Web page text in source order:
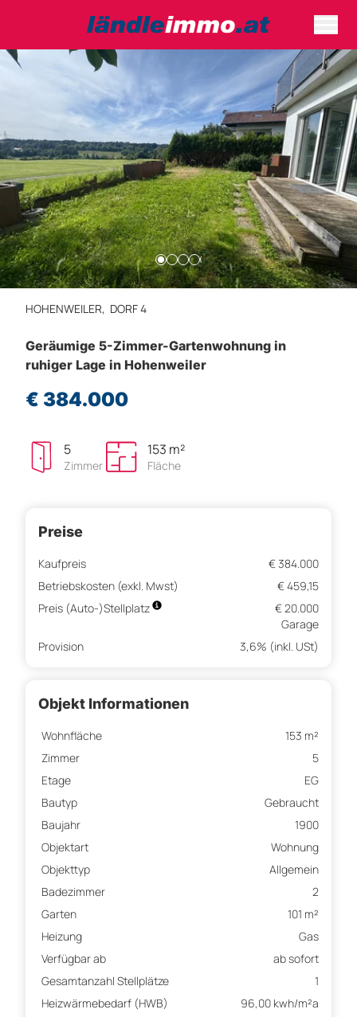
HOHENWEILER, DORF 4
Geräumige 5-Zimmer-Gartenwohnung in
ruhiger Lage in Hohenweiler
€ 384.000
5
Zimmer
153 m²
Fläche
Preise
Kaufpreis
€ 384.000
Betriebskosten (exkl. Mwst)
€ 459,15
Preis (Auto-)Stellplatz
€ 20.000
Garage
Provision
3,6% (inkl. USt)
Objekt Informationen
Wohnfläche
153 m²
Zimmer
5
Etage
EG
Bautyp
Gebraucht
Baujahr
1900
Objektart
Wohnung
Objekttyp
Allgemein
Badezimmer
2
Garten
101 m²
Heizung
Gas
Verfügbar ab
ab sofort
Gesamtanzahl Stellplätze
1
Heizwärmebedarf (HWB)
96,00 kwh/m²a